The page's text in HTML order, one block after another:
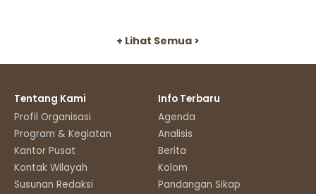
+ Lihat Semua >
Tentang Kami
Profil Organisasi
Program & Kegiatan
Kantor Pusat
Kontak Wilayah
Susunan Redaksi
Info Terbaru
Agenda
Analisis
Berita
Kolom
Pandangan Sikap